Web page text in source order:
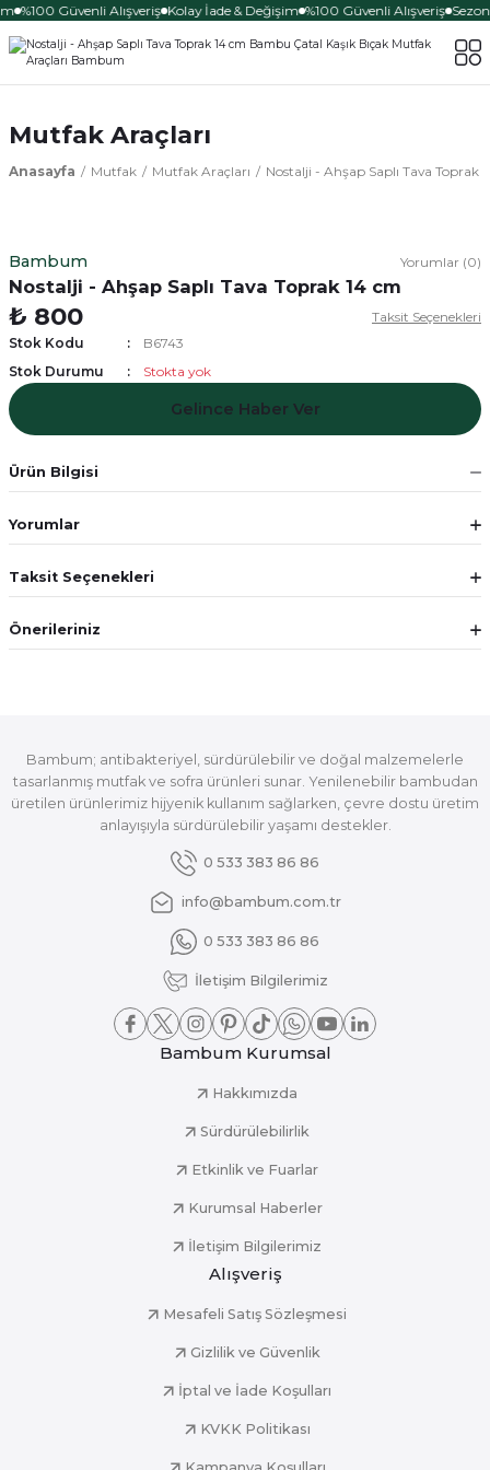
%100 Güvenli Alışveriş Kolay İade & Değişim %100 Güvenli Alışveriş
Mutfak Araçları
Anasayfa Mutfak Mutfak Araçları Nostalji - Ahşap Saplı Tava Toprak
Bambum Yorumlar (0)
Nostalji - Ahşap Saplı Tava Toprak 14 cm
₺ 800
Taksit Seçenekleri
Stok Kodu
B6743
Stok Durumu
Stokta yok
Gelince Haber Ver
Ürün Bilgisi
Yorumlar
Taksit Seçenekleri
Önerileriniz
Bambum; antibakteriyel, sürdürülebilir ve doğal malzemelerle
tasarlanmış mutfak ve sofra ürünleri sunar. Yenilenebilir bambudan
üretilen ürünlerimiz hijyenik kullanım sağlarken, çevre dostu üretim
anlayışıyla sürdürülebilir yaşamı destekler.
0 533 383 86 86
info@bambum.com.tr
0 533 383 86 86
İletişim Bilgilerimiz
Bambum Kurumsal
Hakkımızda
Sürdürülebilirlik
Etkinlik ve Fuarlar
Kurumsal Haberler
İletişim Bilgilerimiz
Alışveriş
Mesafeli Satış Sözleşmesi
Gizlilik ve Güvenlik
İptal ve İade Koşulları
KVKK Politikası